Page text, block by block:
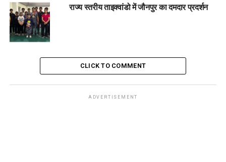
राज्य स्तरीय ताइक्वांडो में जौनपुर का दमदार प्रदर्शन
CLICK TO COMMENT
ADVERTISEMENT